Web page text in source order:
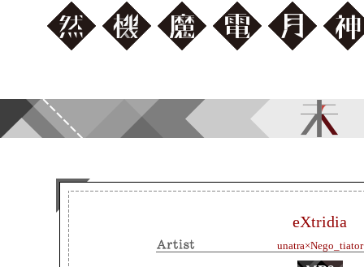
eXtridia
unatra×Nego_tiator